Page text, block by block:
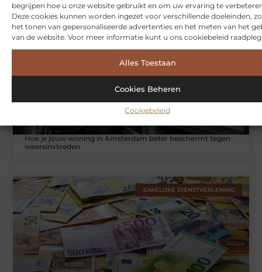
begrijpen hoe u onze website gebruikt en om uw ervaring te
Deze cookies kunnen worden ingezet voor verschillende doeleinden,
het tonen van gepersonaliseerde advertenties en het meten van het
van de website. Voor meer informatie kunt u ons cookiebeleid
Alles Toestaan
Cookies Beheren
Cookiebeleid
WONINGEN
Hoe je jouw woning in Amsterdam beter beschermt tegen
weersinvloeden
ZAKELIJKE DIENSTVERLENING